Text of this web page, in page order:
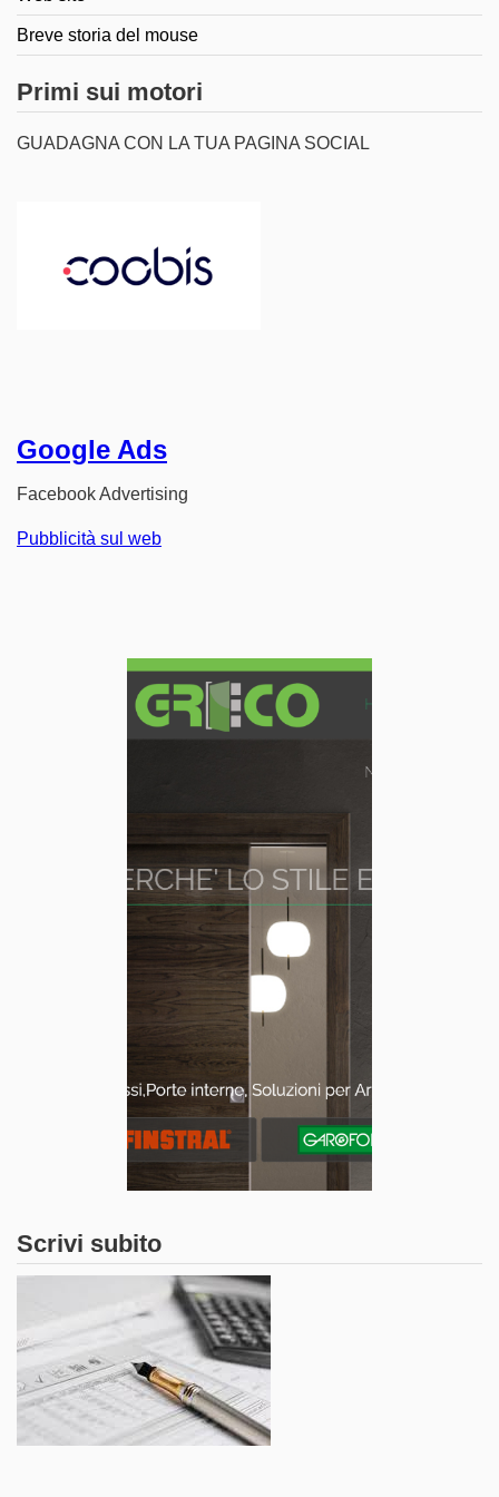
Breve storia del mouse
Primi sui motori
GUADAGNA CON LA TUA PAGINA SOCIAL
Google Ads
Facebook Advertising
Pubblicità sul web
Scrivi subito